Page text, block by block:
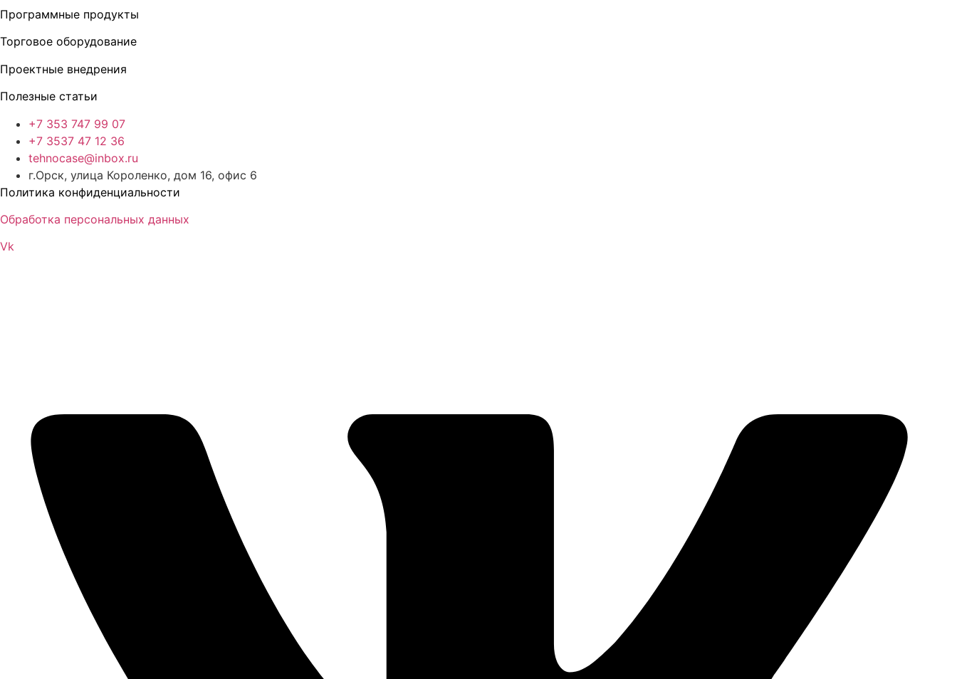
Программные продукты
Торговое оборудование
Проектные внедрения
Полезные статьи
+7 353 747 99 07
+7 3537 47 12 36
tehnocase@inbox.ru
г.Орск, улица Короленко, дом 16, офис 6
Политика конфиденциальности
Обработка персональных данных
Vk